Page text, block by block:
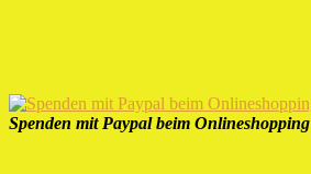
Spenden mit Paypal beim Onlineshopping